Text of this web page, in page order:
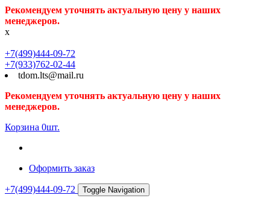
Рекомендуем уточнять актуальную цену у наших
менеджеров.
x
+7(499)444-09-72
+7(933)762-02-44
tdom.lts@mail.ru
Рекомендуем уточнять актуальную цену у наших
менеджеров.
Корзина 0шт.
Оформить заказ
+7(499)444-09-72 Toggle Navigation